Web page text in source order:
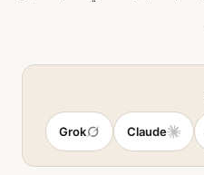
Claude
Grok